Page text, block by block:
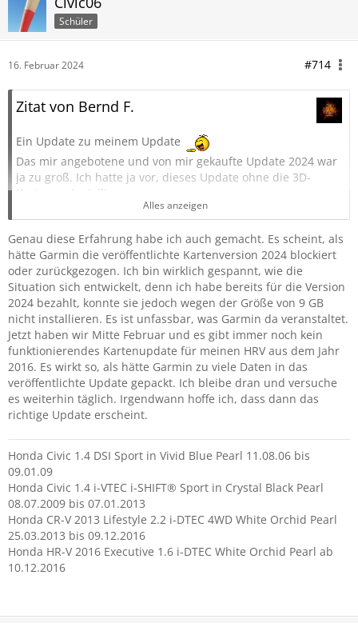
Schüler
16. Februar 2024 #714
Zitat von Bernd F.
Ein Update zu meinem Update
Das mir angebotene und von mir gekaufte Update 2024 war
ja zu groß. Ich hatte ja vor, dieses Update ohne die 3D-
Karten zu installieren.
Da ich jedoch keine Sicherung der 2023-er Karten gemacht
danebengeht und ich gar nichts
Funktionsfähiges mehr habe.
Jetzt habe ich, wie du, nochmals vom Navi die
Installationsdatei auf einen USB-Stick gespielt, in der
Hoffnung, so die 2023-er Karte nochmals zu
bekommen. Jedoch.........was sagte Garmin............die 2023-er
Karten sind aktuell, die Möglichkeit einer nochmaligen
Installation wurde mir nicht
mehr angeboten.
abgebogen.
Alles anzeigen
Genau diese Erfahrung habe ich auch gemacht. Es scheint, als
hätte Garmin die veröffentlichte Kartenversion 2024 blockiert
oder zurückgezogen. Ich bin wirklich gespannt, wie die
Situation sich entwickelt, denn ich habe bereits für die Version
2024 bezahlt, konnte sie jedoch wegen der Größe von 9 GB
nicht installieren. Es ist unfassbar, was Garmin da veranstaltet.
Jetzt haben wir Mitte Februar und es gibt immer noch kein
funktionierendes Kartenupdate für meinen HRV aus dem Jahr
2016. Es wirkt so, als hätte Garmin zu viele Daten in das
veröffentlichte Update gepackt. Ich bleibe dran und versuche
es weiterhin täglich. Irgendwann hoffe ich, dass dann das
richtige Update erscheint.
Honda Civic 1.4 DSI Sport in Vivid Blue Pearl 11.08.06 bis
09.01.09
Honda Civic 1.4 i-VTEC i-SHIFT® Sport in Crystal Black Pearl
08.07.2009 bis 07.01.2013
Honda CR-V 2013 Lifestyle 2.2 i-DTEC 4WD White Orchid Pearl
25.03.2013 bis 09.12.2016
Honda HR-V 2016 Executive 1.6 i-DTEC White Orchid Pearl ab
10.12.2016